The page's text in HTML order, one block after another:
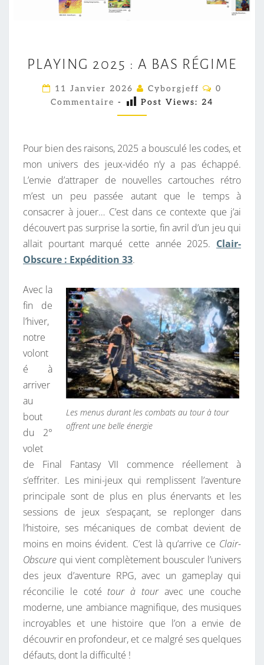
A
Y
I
G
2
0
2
5
:
A
B
S
É
G
I
M
E
PLAYING 2025 : A BAS RÉGIME
11 Janvier 2026 Cyborgjeff
C
A
I
R
E
0
Commentaire - Post Views: 24
Pour bien des raisons, 2025 a bousculé les codes, et
mon univers des jeux-vidéo n’y a pas échappé.
L’envie d’attraper de nouvelles cartouches rétro
m’est un peu passée autant que le temps à
consacrer à jouer… C’est dans ce contexte que j’ai
découvert pas surprise la sortie, fin avril d’un jeu qui
allait pourtant marqué cette année 2025. Clair-
Obscure : Expédition 33.
Les menus durant les combats au tour à tour
offrent une belle énergie
Avec la
fin de
l’hiver,
notre
volont
é à
arriver
au
bout
du 2°
volet
de Final Fantasy VII commence réellement à
s’effriter. Les mini-jeux qui remplissent l’aventure
principale sont de plus en plus énervants et les
sessions de jeux s’espaçant, se replonger dans
l’histoire, ses mécaniques de combat devient de
moins en moins évident. C’est là qu’arrive ce Clair-
Obscure qui vient complètement bousculer l’univers
des jeux d’aventure RPG, avec un gameplay qui
réconcilie le coté tour à touravec une couche
moderne, une ambiance magnifique, des musiques
incroyables et une histoire que l’on a envie de
découvrir en profondeur, et ce malgré ses quelques
défauts, dont la difficulté !